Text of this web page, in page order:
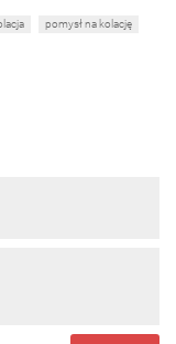
pomysł na kolację